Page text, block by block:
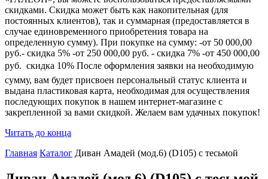
скидками. Скидка может быть как накопительная (для
постоянных клиентов), так и суммарная (предоставляется в
случае единовременного приобретения товара на
определенную сумму). При покупке на сумму: -от 50 000,00
руб.- скидка 5% -от 250 000,00 руб. - скидка 7% -от 450 000,00
руб.  скидка 10% После оформления заявки на необходимую
сумму, вам будет присвоен персональный статус клиента и
выдана пластиковая карта, необходимая для осуществления
последующих покупок в нашем интернет-магазине с
закрепленной за вами скидкой. Желаем вам удачных покупок!
Читать до конца
Главная Каталог Диван Амадей (мод.6) (D105) с тесьмой